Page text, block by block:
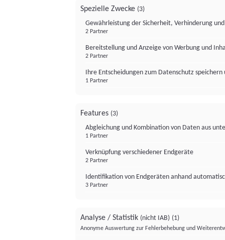
Spezielle Zwecke (3)
Gewährleistung der Sicherheit, Verhinderung
2 Partner
Bereitstellung und Anzeige von Werbung und
2 Partner
Ihre Entscheidungen zum Datenschutz
1 Partner
Features (3)
Abgleichung und Kombination von Daten aus
1 Partner
Verknüpfung verschiedener Endgeräte
2 Partner
Identifikation von Endgeräten anhand
3 Partner
Analyse / Statistik (nicht IAB) (1)
Anonyme Auswertung zur Fehlerbehebung und